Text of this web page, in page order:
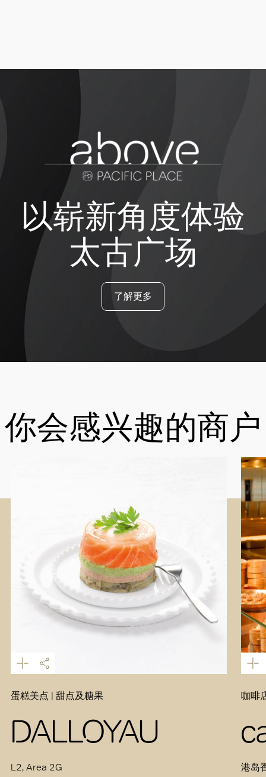
以崭新角度体验
太古广场
了解更多
你会感兴趣的商户
蛋糕美点 | 甜点及糖果
DALLOYAU
L2, Area 2G
咖啡
港岛